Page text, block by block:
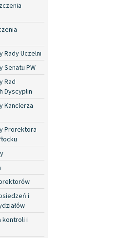
Rady Uczelni
Senatu PW
Rad
Dyscyplin
Kanclerza
Prorektora
i
kontroli i